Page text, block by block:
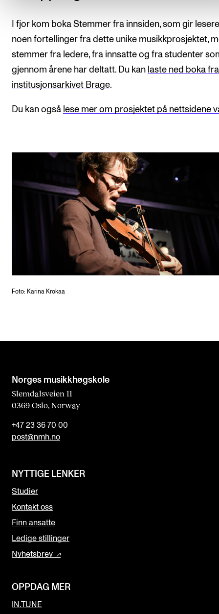
I fjor kom boka Stemmer fra innsiden, som gir
noen fortellinger fra dette unike musikkprosjektet,
stemmer fra ledere, fra innsatte og fra studenter
gjennom årene har deltatt. Du kan laste ned boka fra
institusjonsarkivet Brage.
Du kan også lese mer om prosjektet på nettsidene
Foto: Karina Krokaa
Norges musikk­høgskole
Slemdalsveien 11
0369 Oslo, Norway
+47 23 36 70 00
post@nmh.no
NYTTIGE LENKER
Studier
Kontakt oss
Finn ansatte
Ledige stillinger
Nyhetsbrev
OPPDAG MER
IN.TUNE